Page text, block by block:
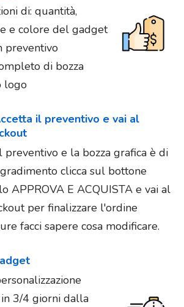
di: quantità,
e colore del gadget
preventivo
di bozza
logo
il preventivo e vai al
preventivo e la bozza grafica è di
clicca sul bottone
APPROVA E ACQUISTA e vai al
per finalizzare l'ordine
facci sapere cosa modificare.
3/4 giorni dalla